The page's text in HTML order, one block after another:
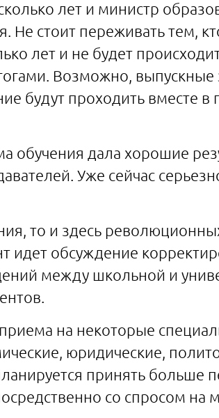
лет и министр
Не стоит переживать тем,
лет и не будет
Возможно,
будут проходить вместе
обучения дала хорошие
Уже сейчас
то и здесь
идет обсуждение
между школьной и
на некоторые
юридические,
принять больше
со спросом на